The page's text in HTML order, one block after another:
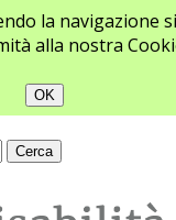
la navigazione si
alla nostra
Contatti